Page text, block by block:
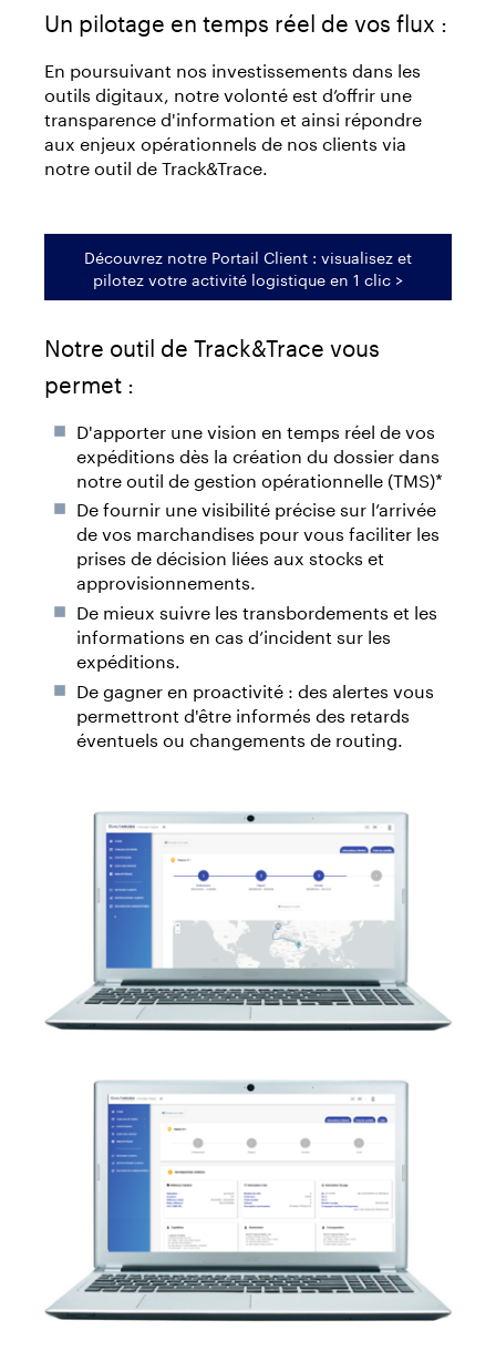
Un pilotage en temps réel de vos flux :
En poursuivant nos investissements dans les
outils digitaux, notre volonté est d’offrir une
transparence d'information et ainsi répondre
aux enjeux opérationnels de nos clients via
notre outil de Track&Trace.
Découvrez notre Portail Client : visualisez et
pilotez votre activité logistique en 1 clic >
Notre outil de Track&Trace vous
permet :
D'apporter une vision en temps réel de vos
expéditions dès la création du dossier dans
notre outil de gestion opérationnelle (TMS)*
De fournir une visibilité précise sur l’arrivée
de vos marchandises pour vous faciliter les
prises de décision liées aux stocks et
approvisionnements.
De mieux suivre les transbordements et les
informations en cas d’incident sur les
expéditions.
De gagner en proactivité : des alertes vous
permettront d'être informés des retards
éventuels ou changements de routing.